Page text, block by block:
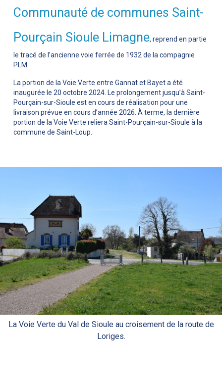
Communauté de communes Saint-
Pourçain Sioule Limagne, reprend en partie
le tracé de l’ancienne voie ferrée de 1932 de la compagnie
PLM.
La portion de la Voie Verte entre Gannat et Bayet a été
inaugurée le 20 octobre 2024. Le prolongement jusqu’à Saint-
Pourçain-sur-Sioule est en cours de réalisation pour une
livraison prévue en cours d’année 2026. À terme, la dernière
portion de la Voie Verte reliera Saint-Pourçain-sur-Sioule à la
commune de Saint-Loup.
La Voie Verte du Val de Sioule au croisement de la route de
Loriges.